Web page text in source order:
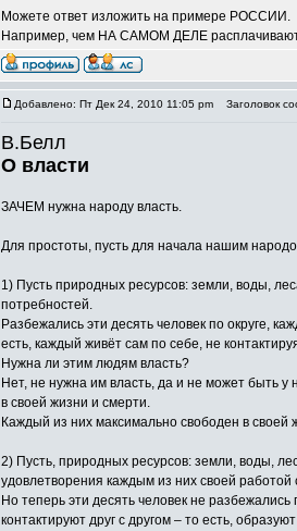
Можете ответ изложить на примере РОССИИ.
Например, чем НА САМОМ ДЕЛЕ
Добавлено: Пт Дек 24, 2010 11:05 pm Заголовок
В.Белл
О власти
ЗАЧЕМ нужна народу власть.
Для простоты, пусть для начала нашим
1) Пусть природных ресурсов: земли, воды,
потребностей.
Разбежались эти десять человек по округе,
есть, каждый живёт сам по себе, не
Нужна ли этим людям власть?
Нет, не нужна им власть, да и не может быть у
в своей жизни и смерти.
Каждый из них максимально свободен в своей
2) Пусть, природных ресурсов: земли, воды,
удовлетворения каждым из них своей работой
Но теперь эти десять человек не
контактируют друг с другом – то есть,